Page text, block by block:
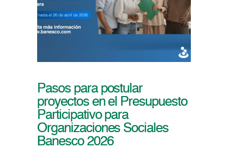
Pasos para postular
proyectos en el Presupuesto
Participativo para
Organizaciones Sociales
Banesco 2026